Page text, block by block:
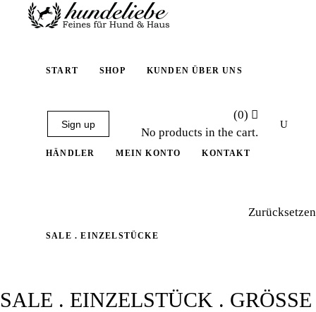
START SHOP KUNDEN ÜBER UNS
HÄNDLER MEIN KONTO KONTAKT
SALE . EINZELSTÜCKE
Sign up
(0)
No products in the cart.
SALE . EINZELSTÜCK .
Zurücksetzen